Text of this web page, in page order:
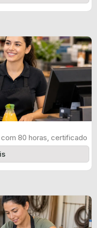
80 horas, certificado